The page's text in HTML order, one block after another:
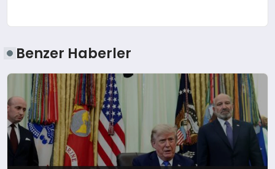
Benzer Haberler